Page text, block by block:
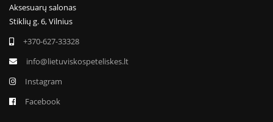
Aksesuarų salonas
Stiklių g. 6, Vilnius
+370-627-33328
info@lietuviskospeteliskes.lt
Instagram
Facebook